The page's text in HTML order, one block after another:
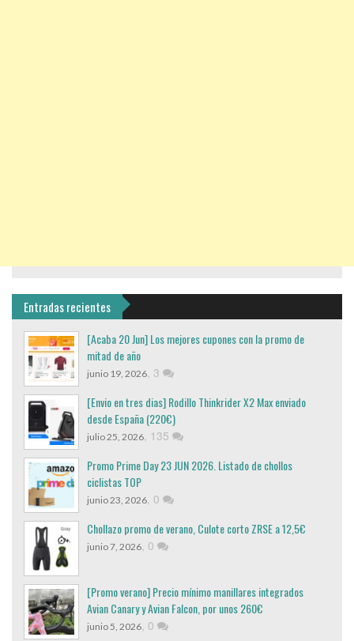
Entradas recientes
[Acaba 20 Jun] Los mejores cupones con la promo de
mitad de año
junio 19, 2026, 3
[Envio en tres dias] Rodillo Thinkrider X2 Max enviado
desde España (220€)
julio 25, 2026, 135
Promo Prime Day 23 JUN 2026. Listado de chollos
ciclistas TOP
junio 23, 2026, 0
Chollazo promo de verano, Culote corto ZRSE a 12,5€
junio 7, 2026, 0
[Promo verano] Precio mínimo manillares integrados
Avian Canary y Avian Falcon, por unos 260€
junio 5, 2026, 0